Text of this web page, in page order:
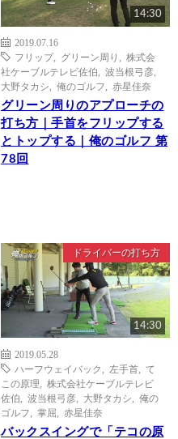
14:30
2019.07.16
フリップ, グリーン周り
株式会
社ケーブルテレビ佐伯
波当根弓彦
大野タカシ
俺のゴルフ 赤星佳奈
グリーン周りのアプローチの
打ち方｜手首をフリップする
とトップする｜俺のゴルフ 第
78回
ドライバーの打ち方
14:30
2019.05.28
ハーフウェイバック
左手首
て
この原理
株式会社ケーブルテレビ
佐伯
波当根弓彦 大野タカシ
俺の
ゴルフ
掌屈 赤星佳奈
バックスイングで「テコの原